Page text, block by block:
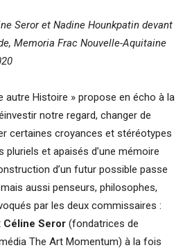
Seror et Nadine Hounkpatin devant
Memoria Frac Nouvelle-Aquitaine
autre Histoire » propose en écho à la
notre regard, changer de
certaines croyances et stéréotypes
et apaisés d’une mémoire
d’un futur possible passe
aussi penseurs, philosophes,
par les deux commissaires :
Céline Seror (fondatrices de
The Art Momentum) à la fois